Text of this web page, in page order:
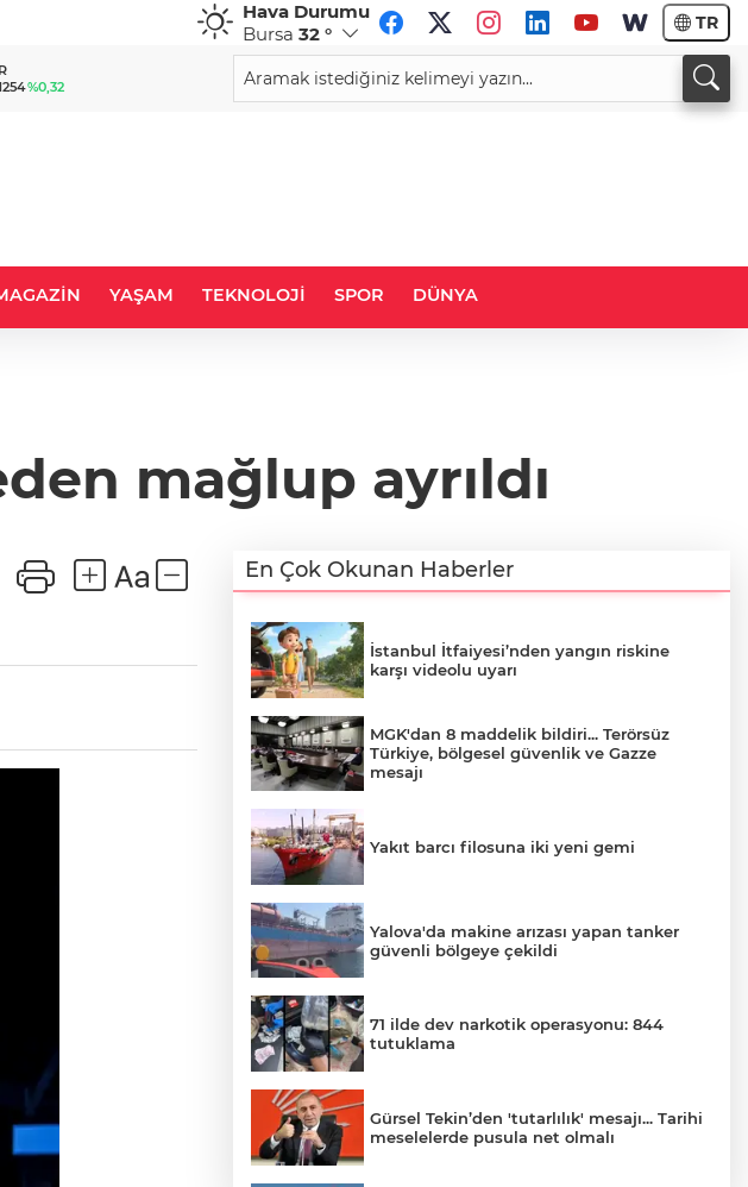
Hava Durumu
Bursa 32 ° TR
%0,38
CHF
59,0083%0,82
34,1883
YAŞAM TEKNOLOJİ SPOR DÜNYA
mağlup ayrıldı
En Çok Okunan Haberler
İstanbul İtfaiyesi’nden yangın riskine
karşı videolu uyarı
MGK'dan 8 maddelik bildiri... Terörsüz
Türkiye, bölgesel güvenlik ve Gazze
mesajı
Yakıt barcı filosuna iki yeni gemi
Yalova'da makine arızası yapan tanker
güvenli bölgeye çekildi
71 ilde dev narkotik operasyonu: 844
tutuklama
Gürsel Tekin’den 'tutarlılık' mesajı... Tarihi
meselelerde pusula net olmalı